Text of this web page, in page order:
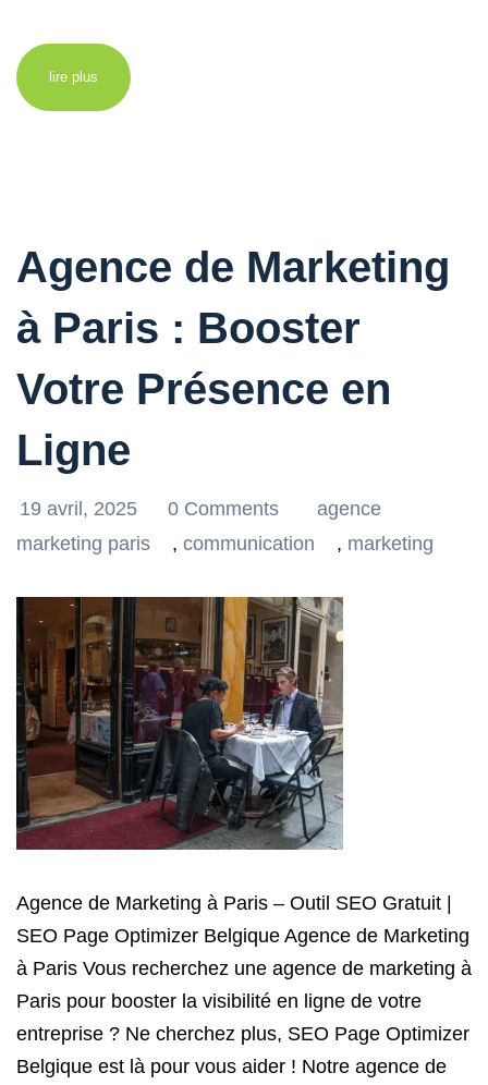
lire plus
Agence de Marketing
à Paris : Booster
Votre Présence en
Ligne
19 avril, 2025 0 Comments
agence
marketing paris
, communication , marketing
Agence de Marketing à Paris – Outil SEO Gratuit |
SEO Page Optimizer Belgique Agence de Marketing
à Paris Vous recherchez une agence de marketing à
Paris pour booster la visibilité en ligne de votre
entreprise ? Ne cherchez plus, SEO Page Optimizer
Belgique est là pour vous aider ! Notre agence de